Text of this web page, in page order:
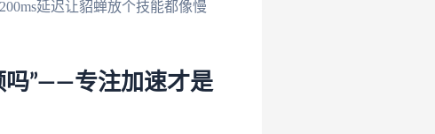
延迟让貂蝉放个技能都像慢
吗”——专注加速才是